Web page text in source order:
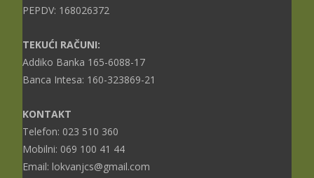
PEPDV: 168026372
TEKUĆI RAČUNI:
Addiko Banka 165-6088-17
Banca Intesa: 160-323869-21
KONTAKT
Telefon: 023 510 360
Mobilni: 069 100 41 44
Email: lokvanjcs@gmail.com